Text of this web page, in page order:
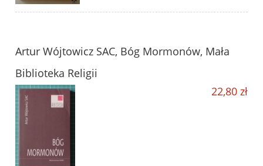
Artur Wójtowicz SAC, Bóg Mormonów, Mała
Biblioteka Religii
22,80 zł